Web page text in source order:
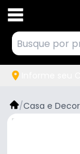
/Casa e